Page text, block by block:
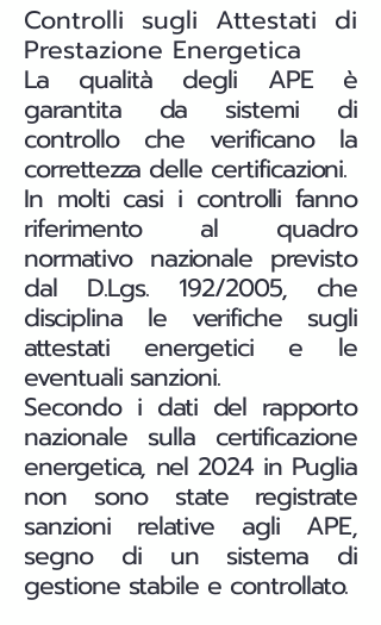
Controlli sugli Attestati di
Prestazione Energetica
La qualità degli APE è
garantita da sistemi di
controllo che verificano la
correttezza delle certificazioni.
In molti casi i controlli fanno
riferimento al quadro
normativo nazionale previsto
dal D.Lgs. 192/2005, che
disciplina le verifiche sugli
attestati energetici e le
eventuali sanzioni.
Secondo i dati del rapporto
nazionale sulla certificazione
energetica, nel 2024 in Puglia
non sono state registrate
sanzioni relative agli APE,
segno di un sistema di
gestione stabile e controllato.